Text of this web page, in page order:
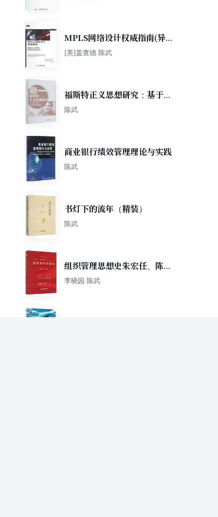
MPLS网络设计权威指南(异步
图书出品)
[美]盖查德 陈武
福斯特正义思想研究：基于生
态马克思主义的视域
陈武
商业银行绩效管理理论与实践
陈武
书灯下的流年（精装）
陈武
组织管理思想史朱宏任、陈传
明、黄速建、苏勇、宋志平、
李晓园 陈武